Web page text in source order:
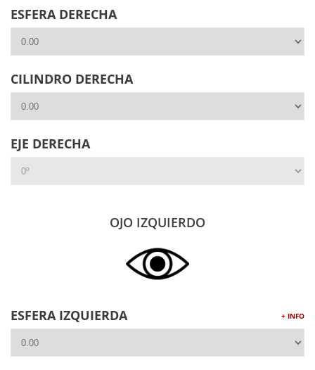
ESFERA DERECHA
CILINDRO DERECHA
EJE DERECHA
OJO IZQUIERDO
ESFERA IZQUIERDA + INFO